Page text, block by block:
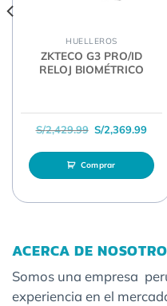
HUELLEROS
ZKTECO G3 PRO/ID
RELOJ BIOMÉTRICO
S/2,429.99 El precio
S/2,369.99El
Comprar
S/1,899.99.
actual es: S/1,779.99.
ACERCA DE
Somos una empresa
experiencia en el